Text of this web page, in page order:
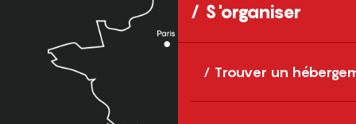
S'organiser
Trouver un